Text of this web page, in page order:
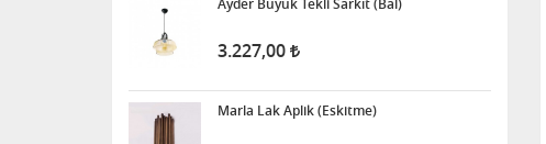
Ayder Büyük Tekli Sarkıt (Bal)
3.227,00
Marla Lak Aplik (Eskitme)